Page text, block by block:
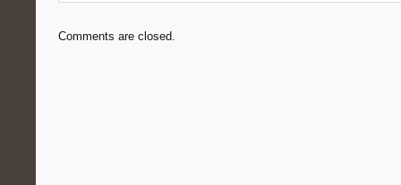
Comments are closed.